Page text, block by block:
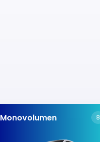
Monovolumen 8